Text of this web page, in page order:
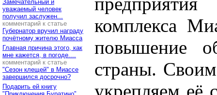
Замечательный и
уважаемый человек
получил заслужен...
комментарий к статье
Губернатор вручил награду
почётному жителю Миасса
Главная причина этого, как
мне кажется, в погоде....
комментарий к статье
"Сезон клещей" в Миассе
завершился досрочно?
Подарить ей книгу
комплекса
повышение
страны.